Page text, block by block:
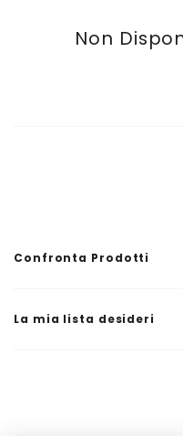
Non
Confronta Prodotti
La mia lista desideri